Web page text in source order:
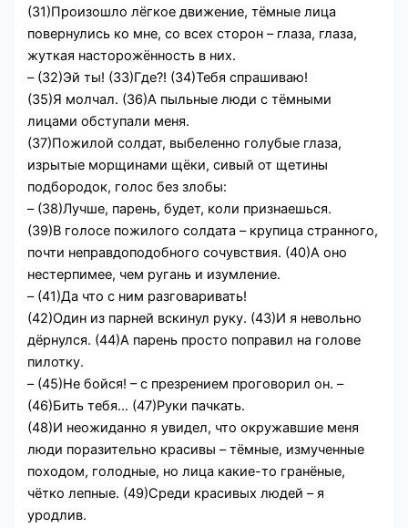
(31)Произошло лёгкое движение, тёмные лица
повернулись ко мне, со всех сторон – глаза, глаза,
жуткая насторожённость в них.
– (32)Эй ты! (33)Где?! (34)Тебя спрашиваю!
(35)Я молчал. (36)А пыльные люди с тёмными
лицами обступали меня.
(37)Пожилой солдат, выбеленно голубые глаза,
изрытые морщинами щёки, сивый от щетины
подбородок, голос без злобы:
– (38)Лучше, парень, будет, коли признаешься.
(39)В голосе пожилого солдата – крупица странного,
почти неправдоподобного сочувствия. (40)А оно
нестерпимее, чем ругань и изумление.
– (41)Да что с ним разговаривать!
(42)Один из парней вскинул руку. (43)И я невольно
дёрнулся. (44)А парень просто поправил на голове
пилотку.
– (45)Не бойся! – с презрением проговорил он. –
(46)Бить тебя… (47)Руки пачкать.
(48)И неожиданно я увидел, что окружавшие меня
люди поразительно красивы – тёмные, измученные
походом, голодные, но лица какие-то гранёные,
чётко лепные. (49)Среди красивых людей – я
уродлив.